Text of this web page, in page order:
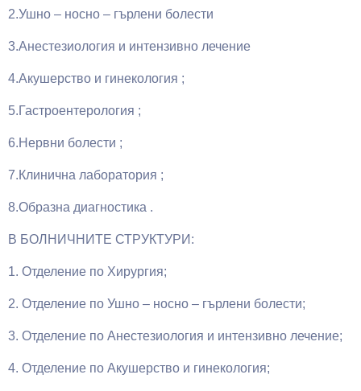
2.Ушно – носно – гърлени болести
3.Анестезиология и интензивно лечение
4.Акушерство и гинекология ;
5.Гастроентерология ;
6.Нервни болести ;
7.Клинична лаборатория ;
8.Образна диагностика .
В БОЛНИЧНИТЕ СТРУКТУРИ:
1. Отделение по Хирургия;
2. Отделение по Ушно – носно – гърлени болести;
3. Отделение по Анестезиология и интензивно лечение;
4. Отделение по Акушерство и гинекология;